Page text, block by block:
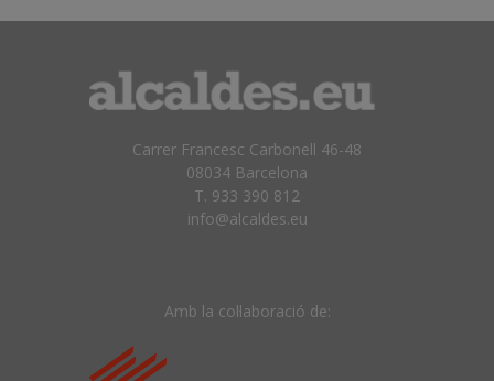
Carrer Francesc Carbonell 46-48
08034 Barcelona
T. 933 390 812
info@alcaldes.eu
Amb la col·laboració de: